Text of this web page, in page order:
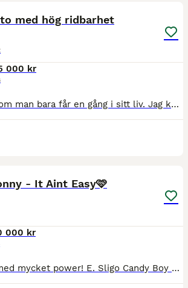
med hög ridbarhet
000 kr
Ingrid är hästen som man bara får en gång i sitt liv. Jag köpte henne som föl så att nu släppa taget om henne är ett svårt beslut men jag vill högre upp i klasserna och utvecklas vidare. Ingrid är sn
- It Aint Easy🩷
000 kr
Underbar ponny med mycket power! E. Sligo Candy Boy u. My Mini Me Nu är det dags för vår fina C-ponny (138 cm) Easy, född 2015 att hitta ett nytt hem då ryttaren vuxit ur henne. Easy är en pigg, positiv och snäll ponny med mycket kvalitet. Hon passar för hoppning, dressyr och terräng och tycker om att arbeta & har mycket energi. I vardagen är hon snäll i all hantering,